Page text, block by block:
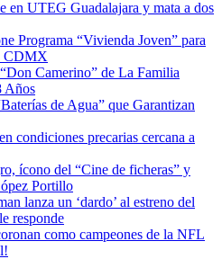
en UTEG Guadalajara y mata a dos
Programa “Vivienda Joven” para
CDMX
Camerino” de La Familia
Años
de Agua” que Garantizan
condiciones precarias cercana a
ícono del “Cine de ficheras” y
Portillo
lanza un ‘dardo’ al estreno del
responde
como campeones de la NFL